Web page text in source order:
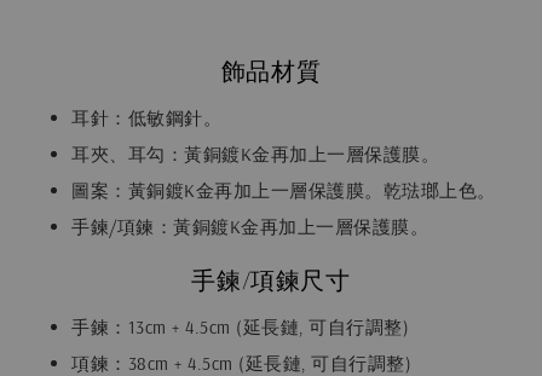
飾品材質
耳針：低敏鋼針。
耳夾、耳勾：黃銅鍍K金再加上一層保護膜。
圖案：黃銅鍍K金再加上一層保護膜。乾琺瑯上色。
手鍊/項鍊：黃銅鍍K金再加上一層保護膜。
手鍊/項鍊尺寸
手鍊：13cm + 4.5cm (延長鏈, 可自行調整)
項鍊：38cm + 4.5cm (延長鏈, 可自行調整)